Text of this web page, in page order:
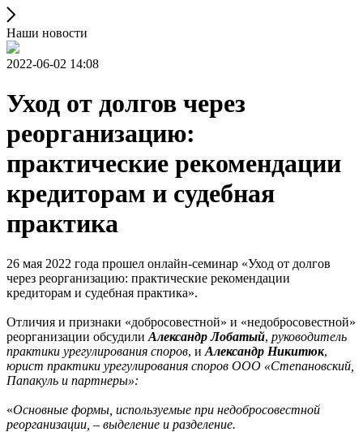
Наши новости
2022-06-02 14:08
Уход от долгов через
реорганизацию:
практические рекомендации
кредиторам и судебная
практика
26 мая 2022 года прошел онлайн-семинар «Уход от долгов
через реорганизацию: практические рекомендации
кредиторам и судебная практика».
Отличия и признаки «добросовестной» и «недобросовестной»
реорганизации обсудили Александр Лобатый, руководитель
практики урегулирования споров, и Александр Никитюк,
юрист практики урегулирования споров ООО «Степановский,
Папакуль и партнеры»:
«Основные формы, используемые при недобросовестной
реорганизации, ‒ выделение и разделение.